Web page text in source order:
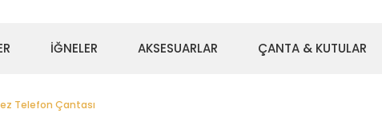
İĞNELER AKSESUARLAR ÇANTA & KUTULAR
Telefon Çantası